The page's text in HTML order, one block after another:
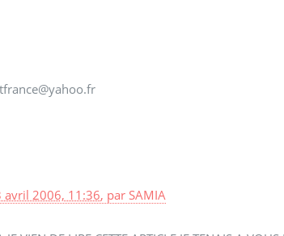
avril 2006, 11:36, par SAMIA